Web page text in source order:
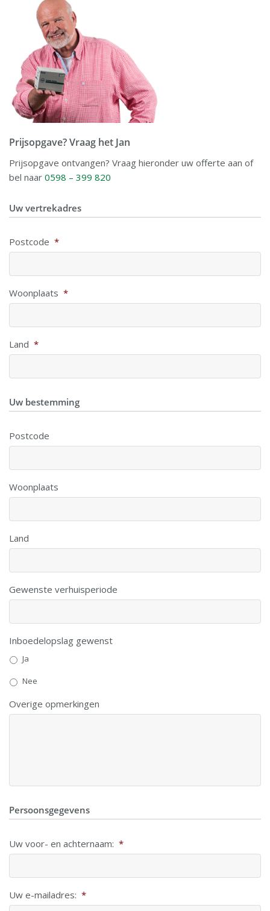
Prijsopgave? Vraag het Jan
Prijsopgave ontvangen? Vraag hieronder uw offerte aan of
bel naar 0598 – 399 820
Uw vertrekadres
Postcode *
Woonplaats *
Land *
Uw bestemming
Postcode
Woonplaats
Land
Gewenste verhuisperiode
Inboedelopslag gewenst
Ja
Nee
Overige opmerkingen
Persoonsgegevens
Uw voor- en achternaam: *
Uw e-mailadres: *